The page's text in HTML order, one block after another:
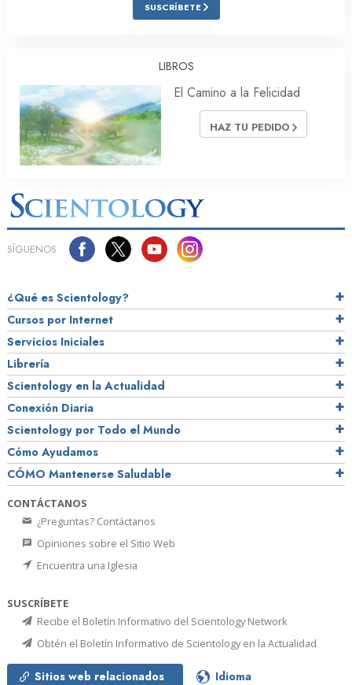
SUSCRÍBETE
LIBROS
El Camino a la Felicidad
HAZ TU PEDIDO
SÍGUENOS
¿Qué es Scientology?
Cursos por Internet
Servicios Iniciales
Librería
Scientology en la Actualidad
Conexión Diaria
Scientology por Todo el Mundo
Cómo Ayudamos
CÓMO Mantenerse Saludable
CONTÁCTANOS
¿Preguntas? Contáctanos
Opiniones sobre el Sitio Web
Encuentra una Iglesia
SUSCRÍBETE
Recibe el Boletín Informativo del Scientology Network
Obtén el Boletín Informativo de Scientology en la Actualidad
Sitios web relacionados Idioma